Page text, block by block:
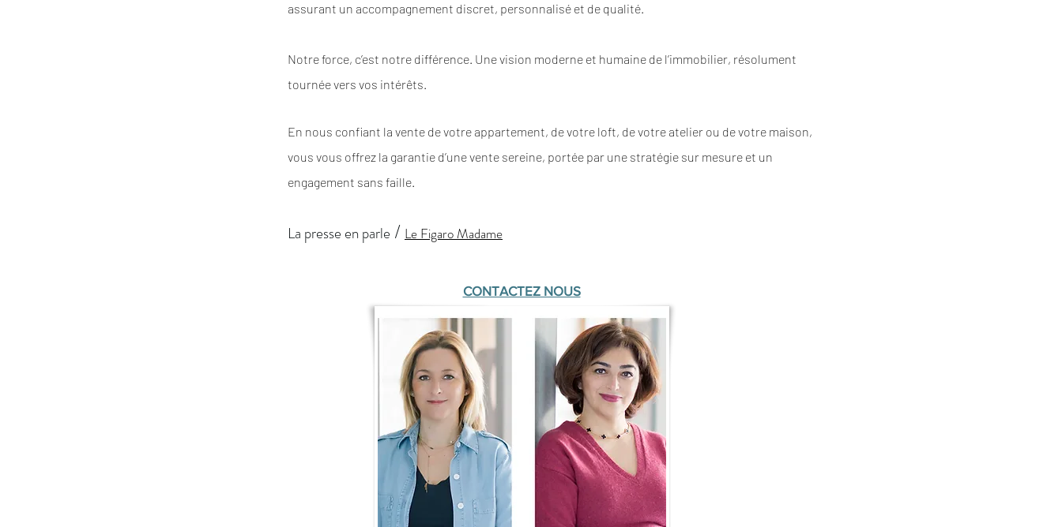
assurant un accompagnement discret, personnalisé et de qualité.
Notre force, c’est notre différence. Une vision moderne et humaine de l’immobilier, résolument
tournée vers vos intérêts.
En nous confiant la vente de votre appartement, de votre loft, de votre atelier ou de votre maison,
vous vous offrez la garantie d’une vente sereine, portée par une stratégie sur mesure et un
engagement sans faille.
CONTACTEZ NOUS
La presse en parle / Le Figaro Madame